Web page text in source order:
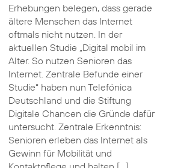
Erhebungen belegen, dass gerade
ältere Menschen das Internet
oftmals nicht nutzen. In der
aktuellen Studie „Digital mobil im
Alter. So nutzen Senioren das
Internet. Zentrale Befunde einer
Studie“ haben nun Telefónica
Deutschland und die Stiftung
Digitale Chancen die Gründe dafür
untersucht. Zentrale Erkenntnis:
Senioren erleben das Internet als
Gewinn für Mobilität und